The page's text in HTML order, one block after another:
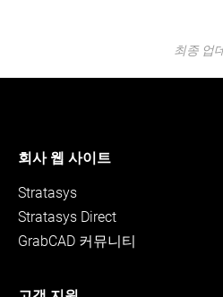
최종 업
회사 웹 사이트
Stratasys
Stratasys Direct
GrabCAD 커뮤니티